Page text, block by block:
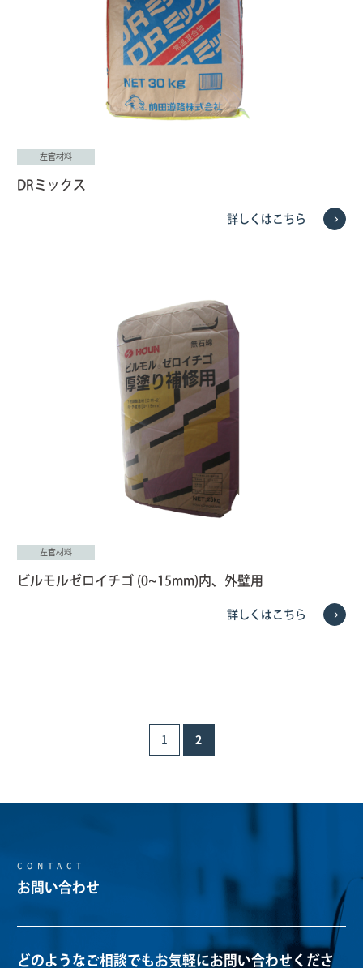
左官材料
DRミックス
詳しくはこちら
左官材料
ビルモルゼロイチゴ (0~15mm)内、外壁用
詳しくはこちら
1 2
CONTACT
お問い合わせ
どのようなご相談でもお気軽にお問い合わせくださ